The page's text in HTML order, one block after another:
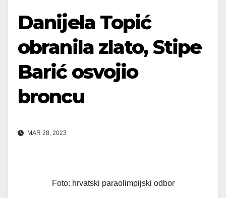
Danijela Topić
obranila zlato, Stipe
Barić osvojio
broncu
MAR 28, 2023
Foto: hrvatski paraolimpijski odbor